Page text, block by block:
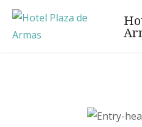
Skip
content